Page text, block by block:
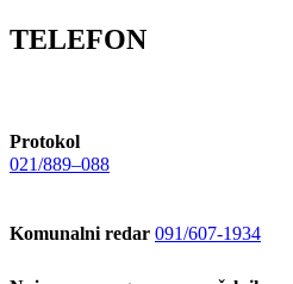
TELEFON
Protokol
021/889–088
Komunalni redar 091/607-1934